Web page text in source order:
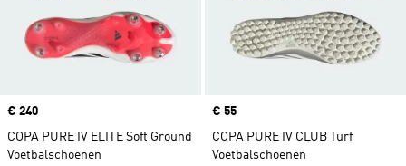
Price
€ 240
COPA PURE IV ELITE Soft Ground
Voetbalschoenen
Price
€ 55
COPA PURE IV CLUB Turf
Voetbalschoenen